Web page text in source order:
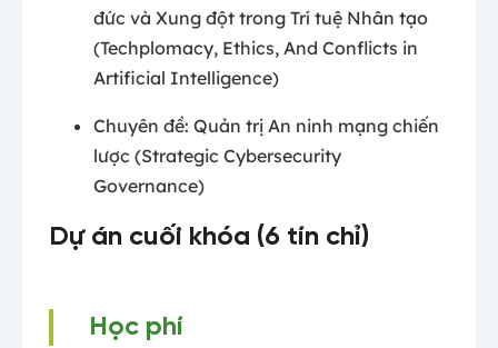
đức và Xung đột trong Trí tuệ Nhân tạo
(Techplomacy, Ethics, And Conflicts in
Artificial Intelligence)
Chuyên đề: Quản trị An ninh mạng chiến
lược (Strategic Cybersecurity
Governance)
Dự án cuối khóa (6 tín chỉ)
Học phí